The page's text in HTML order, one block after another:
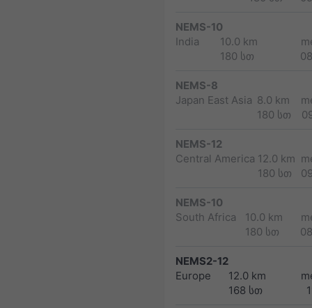
NEMS-10
India
10.0 km
180 სთ
NEMS-8
Japan East Asia 8.0 km
180 სთ
NEMS-12
Central America 12.0 km
180 სთ
NEMS-10
South Africa
10.0 km
180 სთ
NEMS2-12
Europe
12.0 km
168 სთ